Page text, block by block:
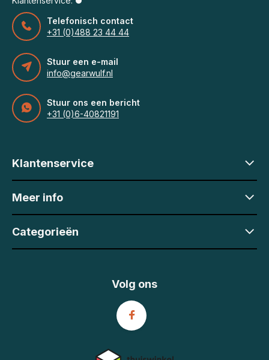
Telefonisch contact
+31 (0)488 23 44 44
Stuur een e-mail
info@gearwulf.nl
Stuur ons een bericht
+31 (0)6-40821191
Klantenservice
Meer info
Categorieën
Volg ons